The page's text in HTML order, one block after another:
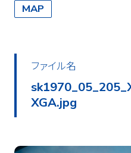
MAP
ファイル名
XGA.jpg